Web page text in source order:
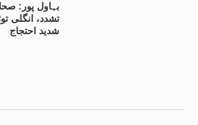
بہاول پور:
تشدد، انگلی
شدید احتجاج